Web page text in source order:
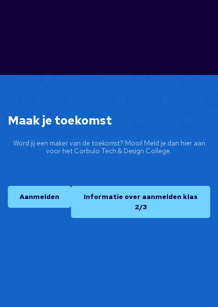
Maak je toekomst
Word jij een maker van de toekomst? Mooi! Meld je dan hier aan
voor het Corbulo Tech & Design College.
Aanmelden
Informatie over aanmelden klas
2/3